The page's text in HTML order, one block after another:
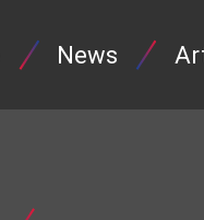
News